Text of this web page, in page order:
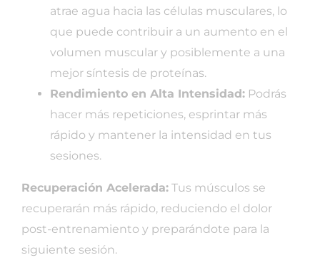
atrae agua hacia las células musculares, lo
que puede contribuir a un aumento en el
volumen muscular y posiblemente a una
mejor síntesis de proteínas.
Rendimiento en Alta Intensidad: Podrás
hacer más repeticiones, esprintar más
rápido y mantener la intensidad en tus
sesiones.
Recuperación Acelerada: Tus músculos se
recuperarán más rápido, reduciendo el dolor
post-entrenamiento y preparándote para la
siguiente sesión.